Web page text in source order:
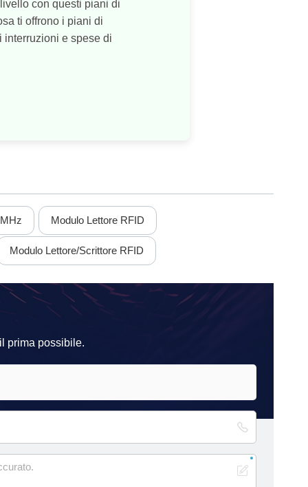
con questi piani di
ti offrono i piani di
e spese di
Modulo Lettore RFID
Modulo Lettore/scrittore RFID
prima possibile.